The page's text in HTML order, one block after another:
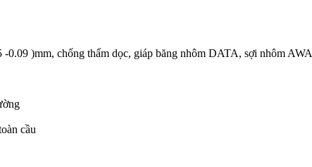
0.09 )mm, chống thấm dọc, giáp băng nhôm DATA, sợi nhôm AWA
cầu